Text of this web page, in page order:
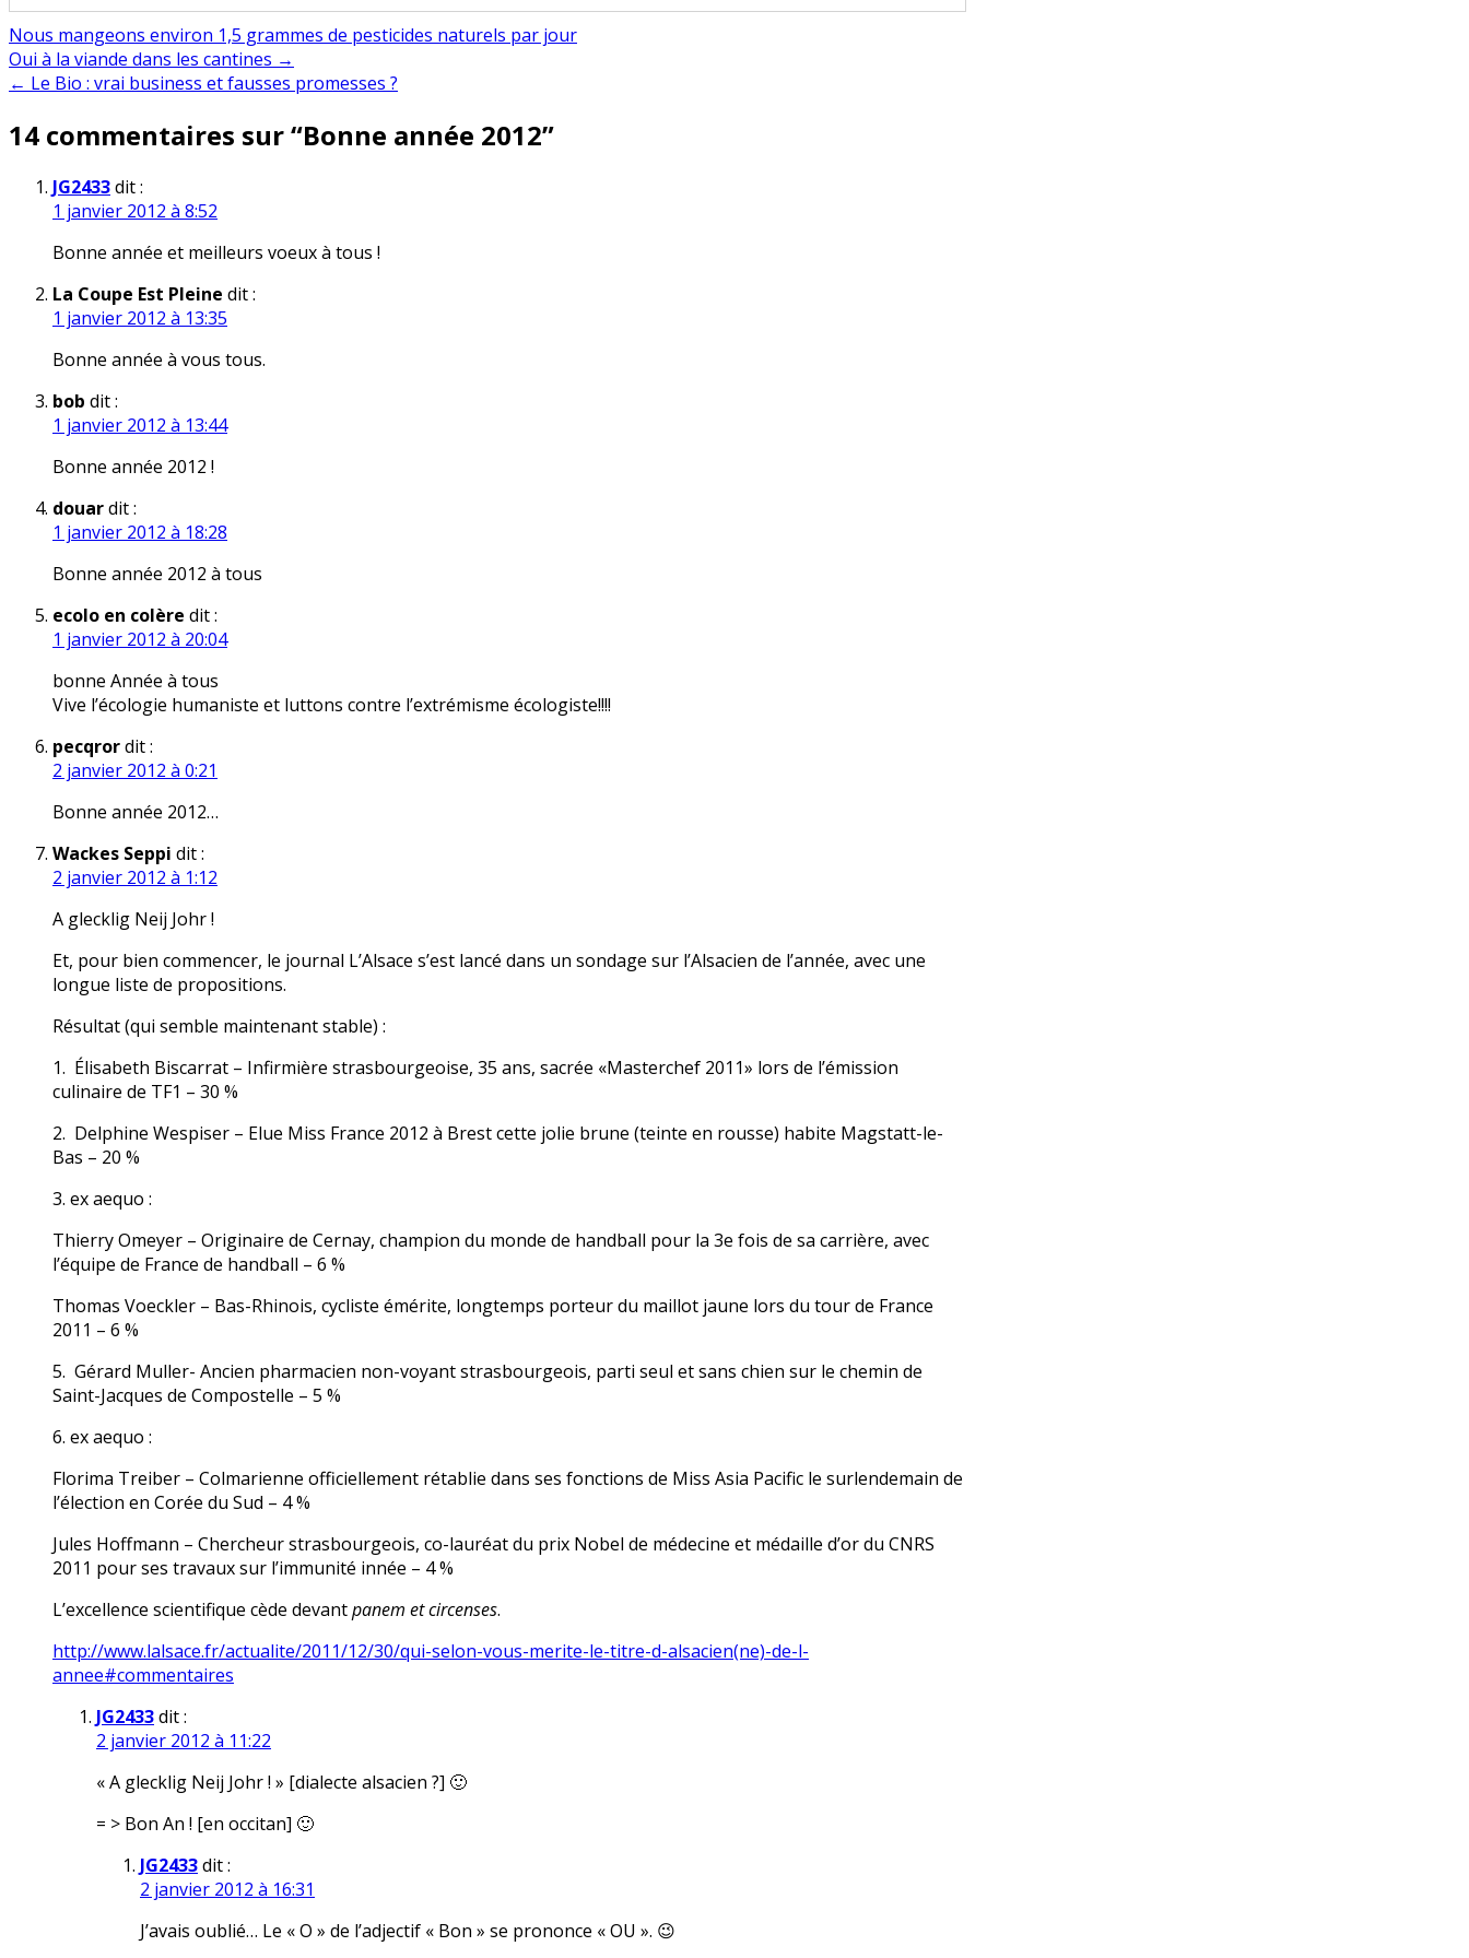
Nous mangeons environ 1,5 grammes de pesticides naturels par jour
Navigation
de
l’article
Oui à la viande dans les cantines →
← Le Bio : vrai business et fausses promesses ?
14 commentaires sur “Bonne année 2012”
JG2433dit :
1 janvier 2012 à 8:52
Bonne année et meilleurs voeux à tous !
La Coupe Est Pleine dit :
1 janvier 2012 à 13:35
Bonne année à vous tous.
bob dit :
1 janvier 2012 à 13:44
Bonne année 2012 !
douardit :
1 janvier 2012 à 18:28
Bonne année 2012 à tous
ecolo en colère dit :
1 janvier 2012 à 20:04
bonne Année à tous
Vive l’écologie humaniste et luttons contre l’extrémisme écologiste!!!!
pecqrordit :
2 janvier 2012 à 0:21
Bonne année 2012…
Wackes Seppi dit :
2 janvier 2012 à 1:12
A glecklig Neij Johr !
Et, pour bien commencer, le journal L’Alsace s’est lancé dans un sondage sur l’Alsacien de l’année, avec une
longue liste de propositions.
Résultat (qui semble maintenant stable) :
1. Élisabeth Biscarrat – Infirmière strasbourgeoise, 35 ans, sacrée «Masterchef 2011» lors de l’émission
culinaire de TF1 – 30 %
2. Delphine Wespiser – Elue Miss France 2012 à Brest cette jolie brune (teinte en rousse) habite Magstatt-le-
Bas – 20 %
3. ex aequo :
Thierry Omeyer – Originaire de Cernay, champion du monde de handball pour la 3e fois de sa carrière, avec
l’équipe de France de handball – 6 %
Thomas Voeckler – Bas-Rhinois, cycliste émérite, longtemps porteur du maillot jaune lors du tour de France
2011 – 6 %
5. Gérard Muller- Ancien pharmacien non-voyant strasbourgeois, parti seul et sans chien sur le chemin de
Saint-Jacques de Compostelle – 5 %
6. ex aequo :
Florima Treiber – Colmarienne officiellement rétablie dans ses fonctions de Miss Asia Pacific le surlendemain de
l’élection en Corée du Sud – 4 %
Jules Hoffmann – Chercheur strasbourgeois, co-lauréat du prix Nobel de médecine et médaille d’or du CNRS
2011 pour ses travaux sur l’immunité innée – 4 %
L’excellence scientifique cède devantpanem et circenses.
http://www.lalsace.fr/actualite/2011/12/30/qui-selon-vous-merite-le-titre-d-alsacien(ne)-de-l-
annee#commentaires
JG2433dit :
2 janvier 2012 à 11:22
« A glecklig Neij Johr ! » [dialecte alsacien ?] 🙂
= > Bon An ! [en occitan] 🙂
JG2433dit :
2 janvier 2012 à 16:31
J’avais oublié… Le « O » de l’adjectif « Bon » se prononce « OU ». 😉